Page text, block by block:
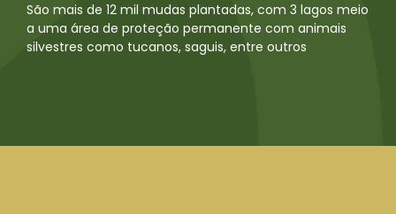
São mais de 12 mil mudas plantadas, com 3 lagos meio
a uma área de proteção permanente com animais
silvestres como tucanos, saguis, entre outros